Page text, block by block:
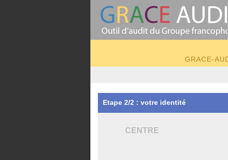
GRACE-
Etape 2/2 : votre identité
CENTRE